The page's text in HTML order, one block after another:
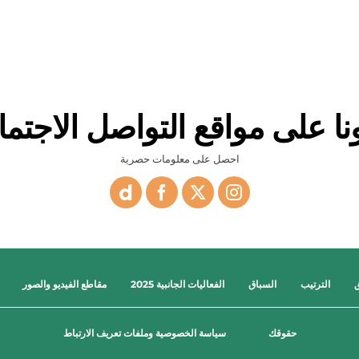
على مواقع التواصل
احصل على معلومات حصرية
الترتيب السباق الفعاليات الجانبية 2025 مقاطع الفيديو والصور
حقوقك سياسة الخصوصية وملفات تعريف الارتباط